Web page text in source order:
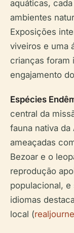
aquáticas,
ambientes
Exposições
viveiros e uma
crianças foram
engajamento
Espécies
central da
fauna nativa
ameaçadas
Bezoar e o
reprodução
populacional,
idiomas
local (